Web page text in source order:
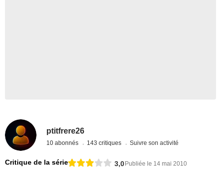
ptitfrere26
10 abonnés 143 critiques Suivre son activité
Critique de la série 3,0Publiée le 14 mai 2010